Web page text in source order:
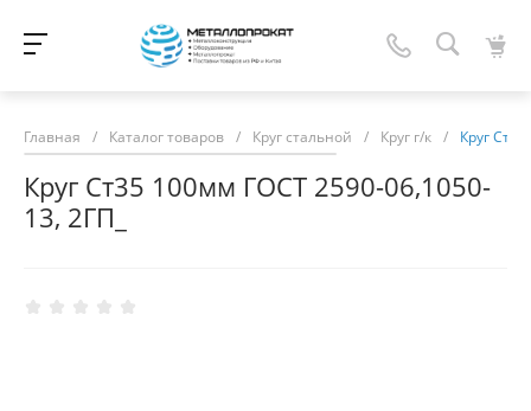
Главная / Каталог товаров / Круг стальной / Круг г/к / Круг
Круг Ст35 100мм ГОСТ 2590-06,1050-
13, 2ГП_